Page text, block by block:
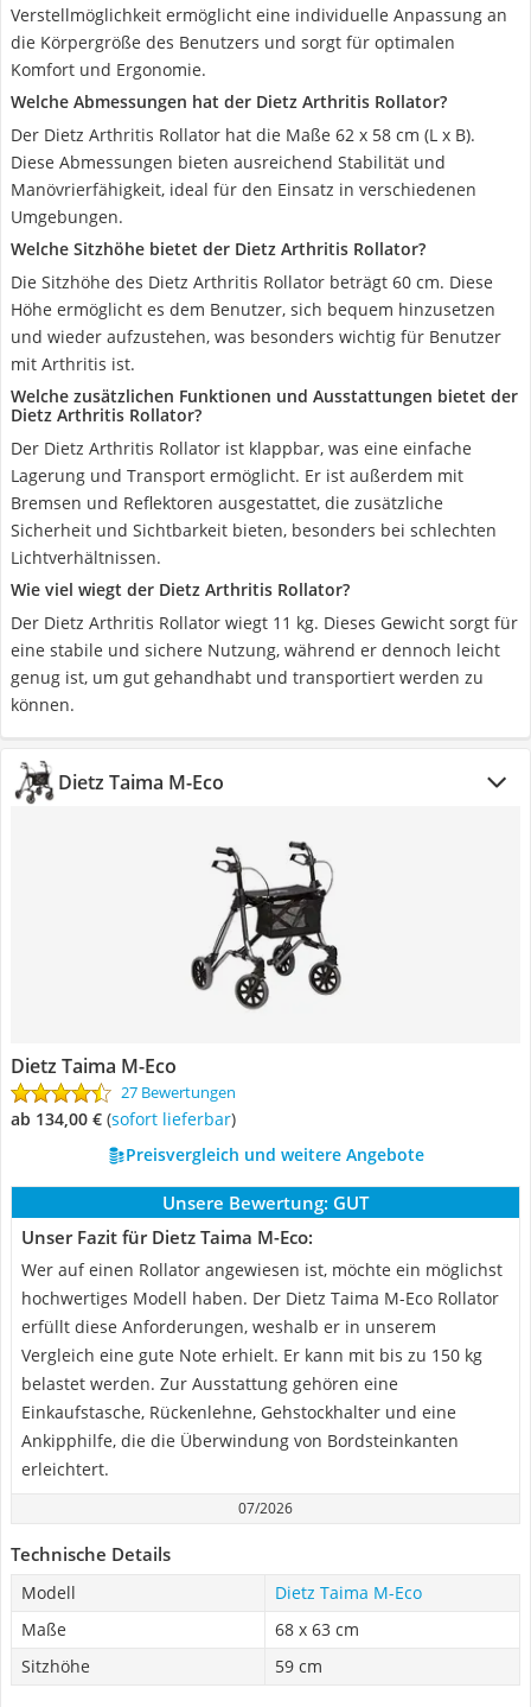
Verstellmöglichkeit ermöglicht eine individuelle Anpassung an
die Körpergröße des Benutzers und sorgt für optimalen
Komfort und Ergonomie.
Welche Abmessungen hat der Dietz Arthritis Rollator?
Der Dietz Arthritis Rollator hat die Maße 62 x 58 cm (L x B).
Diese Abmessungen bieten ausreichend Stabilität und
Manövrierfähigkeit, ideal für den Einsatz in verschiedenen
Umgebungen.
Welche Sitzhöhe bietet der Dietz Arthritis Rollator?
Die Sitzhöhe des Dietz Arthritis Rollator beträgt 60 cm. Diese
Höhe ermöglicht es dem Benutzer, sich bequem hinzusetzen
und wieder aufzustehen, was besonders wichtig für Benutzer
mit Arthritis ist.
Welche zusätzlichen Funktionen und Ausstattungen bietet der
Dietz Arthritis Rollator?
Der Dietz Arthritis Rollator ist klappbar, was eine einfache
Lagerung und Transport ermöglicht. Er ist außerdem mit
Bremsen und Reflektoren ausgestattet, die zusätzliche
Sicherheit und Sichtbarkeit bieten, besonders bei schlechten
Lichtverhältnissen.
Wie viel wiegt der Dietz Arthritis Rollator?
Der Dietz Arthritis Rollator wiegt 11 kg. Dieses Gewicht sorgt für
eine stabile und sichere Nutzung, während er dennoch leicht
genug ist, um gut gehandhabt und transportiert werden zu
können.
Dietz Taima M-Eco
Dietz Taima M-Eco
27 Bewertungen
ab 134,00 € ( Sofort lieferbar)
Preisvergleich und weitere Angebote
Unsere Bewertung: GUT
Unser Fazit für Dietz Taima M-Eco:
Wer auf einen Rollator angewiesen ist, möchte ein möglichst
hochwertiges Modell haben. Der Dietz Taima M-Eco Rollator
erfüllt diese Anforderungen, weshalb er in unserem
Vergleich eine gute Note erhielt. Er kann mit bis zu 150 kg
belastet werden. Zur Ausstattung gehören eine
Einkaufstasche, Rückenlehne, Gehstockhalter und eine
Ankipphilfe, die die Überwindung von Bordsteinkanten
erleichtert.
07/2026
Technische Details
Modell
Dietz Taima M-Eco
Maße
68 x 63 cm
Sitzhöhe
59 cm